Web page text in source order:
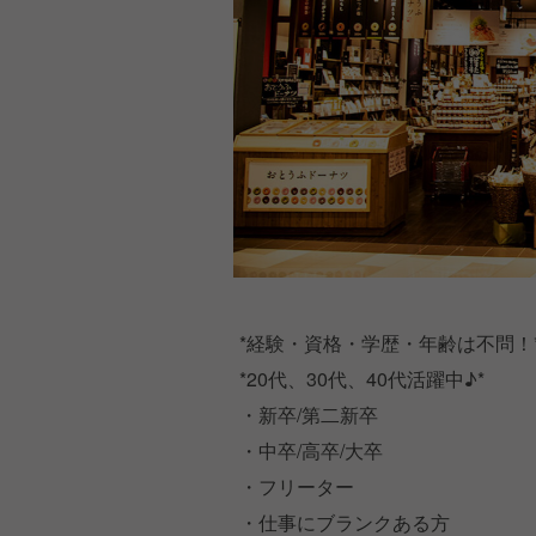
*経験・資格・学歴・年齢は不問
*20代、30代、40代活躍中♪*
・新卒/第二新卒
・中卒/高卒/大卒
・フリーター
・仕事にブランクある方